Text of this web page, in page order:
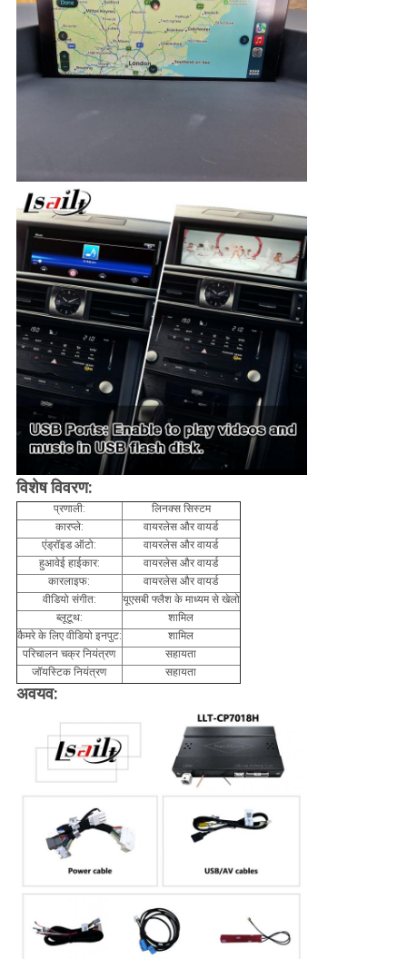
विशेष विवरण:
प्रणाली:
लिनक्स सिस्टम
कारप्ले:
वायरलेस और वायर्ड
एंड्रॉइड ऑटो:
वायरलेस और वायर्ड
हुआवेई हाईकार:
वायरलेस और वायर्ड
कारलाइफ:
वायरलेस और वायर्ड
वीडियो संगीत:
यूएसबी फ्लैश के माध्यम से खेलो
ब्लूटूथ:
शामिल
कैमरे के लिए वीडियो इनपुट:
शामिल
परिचालन चक्र नियंत्रण
सहायता
जॉयस्टिक नियंत्रण
सहायता
अवयव: